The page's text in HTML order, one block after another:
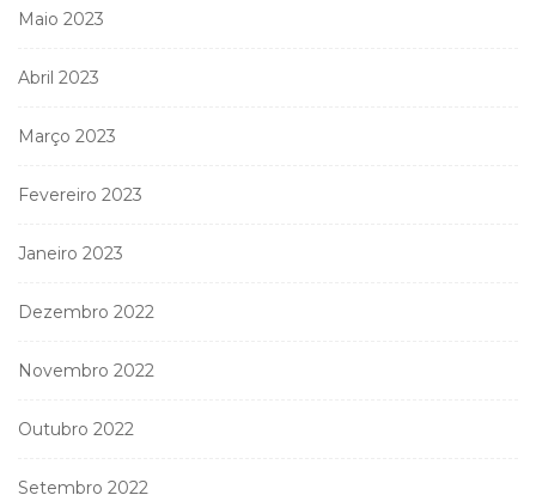
Maio 2023
Abril 2023
Março 2023
Fevereiro 2023
Janeiro 2023
Dezembro 2022
Novembro 2022
Outubro 2022
Setembro 2022